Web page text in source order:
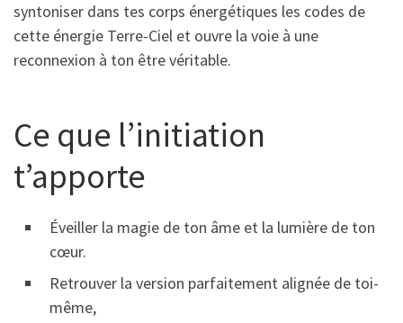
syntoniser dans tes corps énergétiques les codes de
cette énergie Terre-Ciel et ouvre la voie à une
reconnexion à ton être véritable.
Ce que l’initiation
t’apporte
Éveiller la magie de ton âme et la lumière de ton
cœur.
Retrouver la version parfaitement alignée de toi-
même,